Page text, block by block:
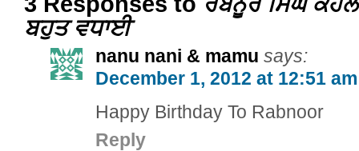
ਬਹੁਤ ਵਧਾਈ
nanu nani & mamu says:
December 1, 2012 at 12:51 am
Happy Birthday To Rabnoor
Reply